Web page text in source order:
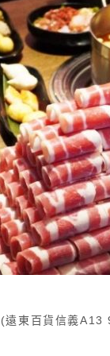
遠東百貨信義A13